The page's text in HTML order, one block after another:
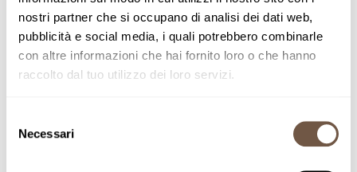
nostri partner che si occupano di analisi dei dati web,
pubblicità e social media, i quali potrebbero combinarle
con altre informazioni che hai fornito loro o che hanno
raccolto dal tuo utilizzo dei loro servizi.
delNecessari
To submit your application, even a spontaneous one,
write us at lavoraconnoi@pastamancini.it